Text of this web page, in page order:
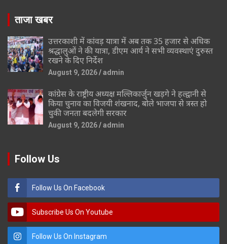
ताजा खबर
उत्तरकाशी में कांवड़ यात्रा में अब तक 35 हजार से अधिक
श्रद्धालुओं ने की यात्रा, डीएम आर्य ने सभी व्यवस्थाएं दुरुस्त
रखने के दिए निर्देश
August 9, 2026 admin
कांग्रेस के राष्ट्रीय अध्यक्ष मल्लिकार्जुन खड़गे ने हल्द्वानी से
किया चुनाव का विजयी शंखनाद, बोले भाजपा से त्रस्त हो
चुकी जनता बदलेगी सरकार
August 9, 2026 admin
Follow Us
Follow Us On Facebook
Subscribe Us On Youtube
Follow Us On Instagram